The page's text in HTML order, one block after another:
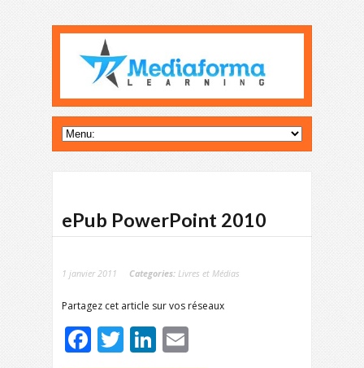
ePub PowerPoint 2010
1 janvier 2011 Categories: Livres et Médias
Partagez cet article sur vos réseaux
Facebook
TwitterLinkedIn